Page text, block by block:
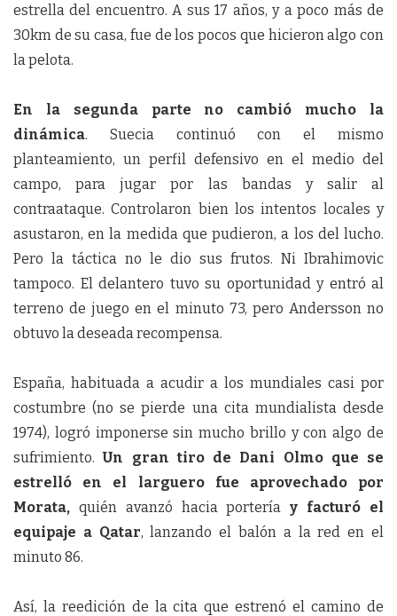
estrella del encuentro. A sus 17 años, y a poco más de
30km de su casa, fue de los pocos que hicieron algo con
la pelota.
En la segunda parte no cambió mucho la
dinámica. Suecia continuó con el mismo
planteamiento, un perfil defensivo en el medio del
campo, para jugar por las bandas y salir al
contraataque. Controlaron bien los intentos locales y
asustaron, en la medida que pudieron, a los del lucho.
Pero la táctica no le dio sus frutos. Ni Ibrahimovic
tampoco. El delantero tuvo su oportunidad y entró al
terreno de juego en el minuto 73, pero Andersson no
obtuvo la deseada recompensa.
España, habituada a acudir a los mundiales casi por
costumbre (no se pierde una cita mundialista desde
1974), logró imponerse sin mucho brillo y con algo de
sufrimiento. Un gran tiro de Dani Olmo que se
estrelló en el larguero fue aprovechado por
Morata, quién avanzó hacia porteríay facturó el
equipaje a Qatar, lanzando el balón a la red en el
minuto 86.
Así, la reedición de la cita que estrenó el camino de